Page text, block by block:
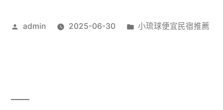
作
admin 2025-06-30
分
小琉球便宜民宿推薦